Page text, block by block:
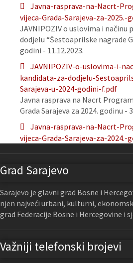
Javna-rasprava-na-Nacrt-
vijeca-Grada-Sarajeva-za-2025.-
JAVNIPOZIV o uslovima i načinu
dodjelu “Šestoaprilske nagrade
godini - 11.12.2023.
JAVNIPOZIV-o-uslovima-i-
kandidata-za-dodjelu-
Sarajeva-u-2024-godini-f.pdf
Javna rasprava na Nacrt
Grada Sarajeva za 2024. godinu -
Javna-rasprava-na-Nacrt-
vijeca-Grada-Sarajeva-za-2024.-
Grad Sarajevo
Sarajevo je glavni grad Bosne i
njen najveći urbani, kulturni,
grad Federacije Bosne i Hercegovine i
Važniji telefonski brojevi